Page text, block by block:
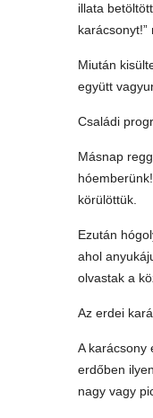
illata
karácsonyt!”
Miután
együtt
Családi
Másnap
körülöttük.
Ezután
ahol
olvastak a
Az erdei
A karácsony
erdőben
nagy vagy